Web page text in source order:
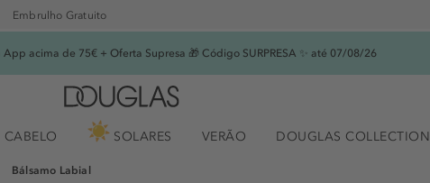
Embrulho Gratuito
acima de 75€ + Oferta Supresa 🎁 Código SURPRESA ✨ até 07/08/26
CABELO SOLARES VERÃO DOUGLAS COLLECTION
Bálsamo Labial